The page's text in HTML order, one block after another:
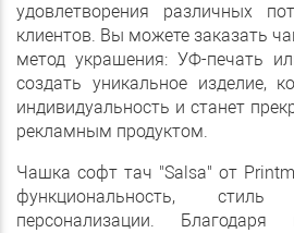
удовлетворения различных
клиентов. Вы можете заказать
метод украшения: УФ-печать
создать уникальное изделие,
индивидуальность и станет
рекламным продуктом.
Чашка софт тач "Salsa" от
функциональность,
персонализации. Благодаря